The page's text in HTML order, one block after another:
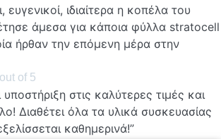
ευγενικοί, ιδιαίτερα η κοπέλα του
άμεσα για κάποια φύλλα stratocell
ήρθαν την επόμενη μέρα στην
of 5
στις καλύτερες τιμές και
Διαθέτει όλα τα υλικά συσκευασίας
καθημερινά!”